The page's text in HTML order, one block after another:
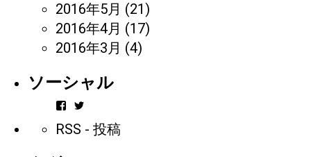
2016年5月 (21)
2016年4月 (17)
2016年3月 (4)
ソーシャル
vintageorder
ん
ん
の
RSS - 投稿